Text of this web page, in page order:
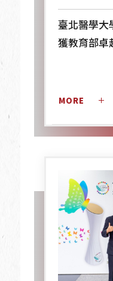
臺北醫學大
獲教育部卓
MORE